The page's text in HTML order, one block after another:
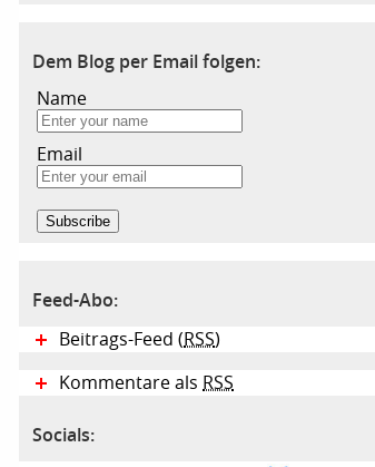
Dem Blog per Email folgen:
Name
Email
Feed-Abo:
Beitrags-Feed (RSS)
Kommentare als RSS
Socials: